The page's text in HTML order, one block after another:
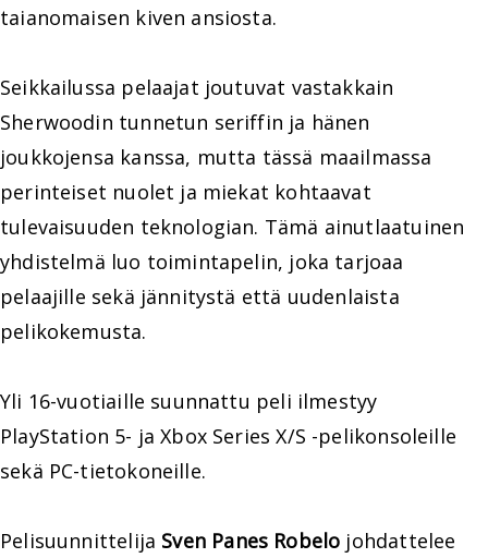
taianomaisen kiven ansiosta.
Seikkailussa pelaajat joutuvat vastakkain
Sherwoodin tunnetun seriffin ja hänen
joukkojensa kanssa, mutta tässä maailmassa
perinteiset nuolet ja miekat kohtaavat
tulevaisuuden teknologian. Tämä ainutlaatuinen
yhdistelmä luo toimintapelin, joka tarjoaa
pelaajille sekä jännitystä että uudenlaista
pelikokemusta.
Yli 16-vuotiaille suunnattu peli ilmestyy
PlayStation 5- ja Xbox Series X/S -pelikonsoleille
sekä PC-tietokoneille.
Pelisuunnittelija Sven Panes Robelo johdattelee